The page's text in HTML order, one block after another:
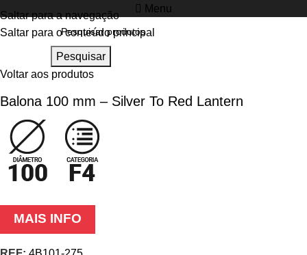
Saltar para a navegação
Saltar para o conteúdo principal
Menu
Pesquisar
Clique para ampliar
Profissional Balonas
Voltar aos produtos
Balona 100 mm – Silver To Red Lantern
MAIS INFO